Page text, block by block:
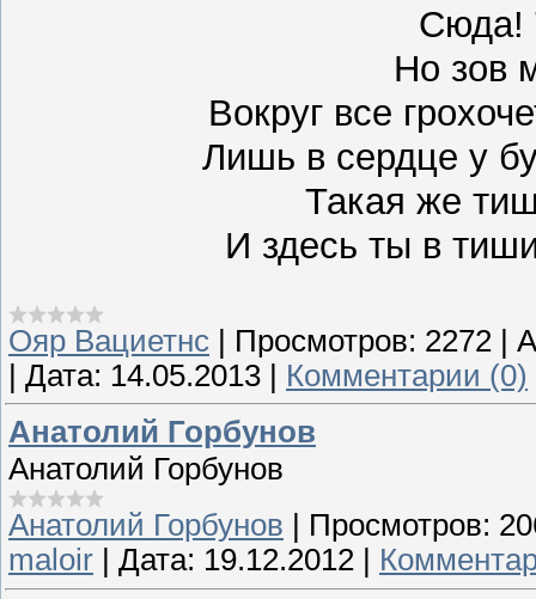
Сюда!
Но зов
Вокруг все
Лишь в сердце у
Такая же
И здесь ты в
Ояр Вациетнс | Просмотров: 2272 |
| Дата: 14.05.2013 | Комментарии (0)
Анатолий Горбунов
Анатолий Горбунов
Анатолий Горбунов
Просмотров:
maloir
Дата: 19.12.2012